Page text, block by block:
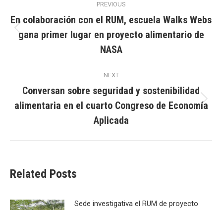
navigation
PREVIOUS
Previous
post:
En colaboración con el RUM, escuela Walks Webs
gana primer lugar en proyecto alimentario de
NASA
NEXT
Next
post:
Conversan sobre seguridad y sostenibilidad
alimentaria en el cuarto Congreso de Economía
Aplicada
Related Posts
Sede investigativa el RUM de proyecto